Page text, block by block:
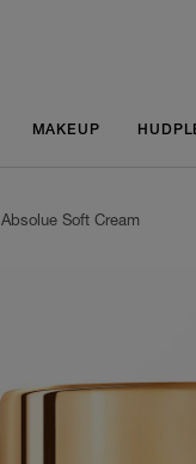
MAKEUP
Absolue Soft Cream